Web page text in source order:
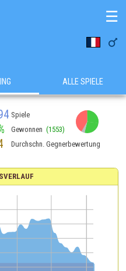

☰
ALLE SPIELE
Spiele
Gewonnen (1553)
Durchschn. Gegnerbewertung